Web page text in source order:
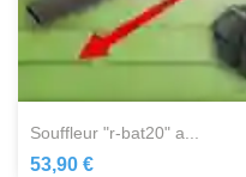
souffleur "r-bat20" a...
53,90 €